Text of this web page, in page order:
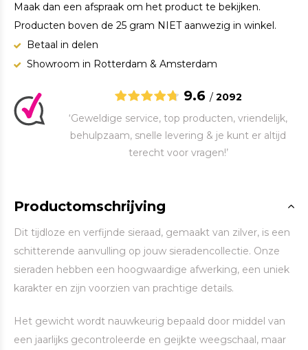
Maak dan een afspraak om het product te bekijken.
Producten boven de 25 gram NIET aanwezig in winkel.
Betaal in delen
Showroom in Rotterdam & Amsterdam
9.6 / 2092
‘Geweldige service, top producten, vriendelijk,
behulpzaam, snelle levering & je kunt er altijd
terecht voor vragen!’
Productomschrijving
Dit tijdloze en verfijnde sieraad, gemaakt van zilver, is een
schitterende aanvulling op jouw sieradencollectie. Onze
sieraden hebben een hoogwaardige afwerking, een uniek
karakter en zijn voorzien van prachtige details.
Het gewicht wordt nauwkeurig bepaald door middel van
een jaarlijks gecontroleerde en geijkte weegschaal, maar